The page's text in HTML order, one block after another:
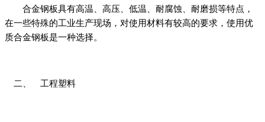
合金钢板具有高温、高压、低温、耐腐蚀、耐磨损等特点，
在一些特殊的工业生产现场，对使用材料有较高的要求，使用优
质合金钢板是一种选择。
二、 工程塑料